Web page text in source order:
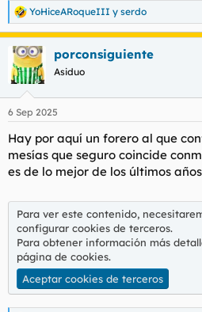
R
e
a
c
c
i
e
:
YoHiceARoqueIII y serdo
porconsiguiente
Asiduo
6 Sep 2025
Hay por aquí un forero al que
mesías que seguro coincide
es de lo mejor de los últimos
Para ver este contenido,
configurar cookies de terceros.
Para obtener información más
página de cookies.
Aceptar cookies de terceros